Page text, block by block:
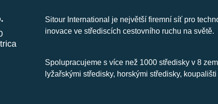
Sitour International je největší firemní síť pro
inovace ve střediscích cestovního ruchu na světě.
Spolupracujeme s více než 1000 středisky v 8
lyžařskými středisky, horskými středisky,